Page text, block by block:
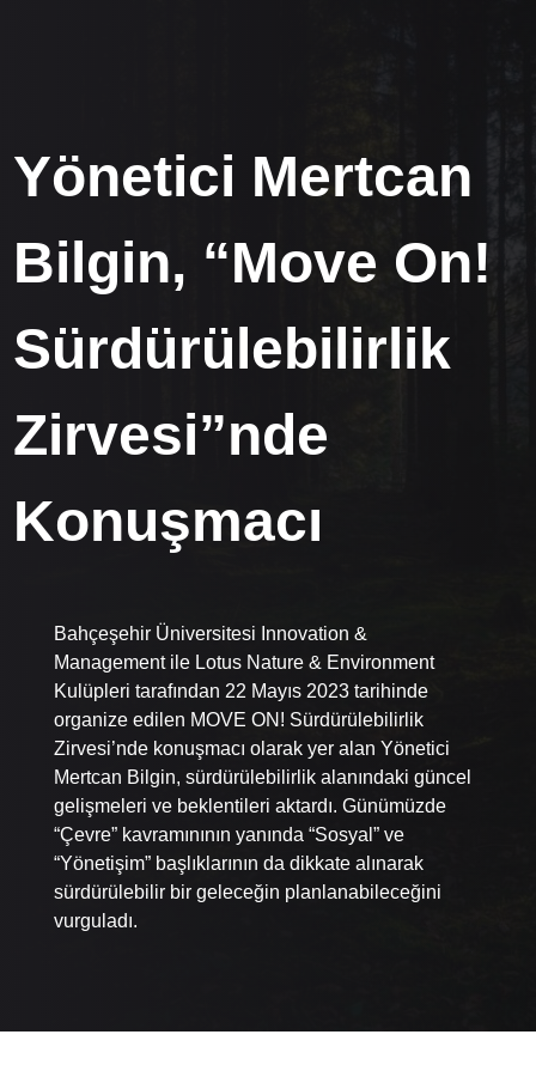
Yönetici Mertcan
Bilgin, “Move On!
Sürdürülebilirlik
Zirvesi”nde
Konuşmacı
Bahçeşehir Üniversitesi Innovation &
Management ile Lotus Nature & Environment
Kulüpleri tarafından 22 Mayıs 2023 tarihinde
organize edilen MOVE ON! Sürdürülebilirlik
Zirvesi’nde konuşmacı olarak yer alan Yönetici
Mertcan Bilgin, sürdürülebilirlik alanındaki güncel
gelişmeleri ve beklentileri aktardı. Günümüzde
“Çevre” kavramınının yanında “Sosyal” ve
“Yönetişim” başlıklarının da dikkate alınarak
sürdürülebilir bir geleceğin planlanabileceğini
vurguladı.